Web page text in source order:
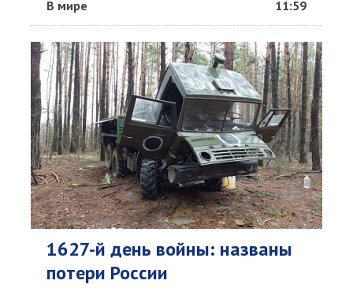
В мире 11:59
1627-й день войны: названы
потери России